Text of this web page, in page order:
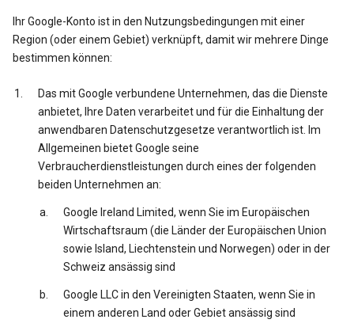
Ihr Google-Konto ist in den Nutzungsbedingungen mit einer
Region (oder einem Gebiet) verknüpft, damit wir mehrere Dinge
bestimmen können:
Das mit Google verbundene Unternehmen, das die Dienste
anbietet, Ihre Daten verarbeitet und für die Einhaltung der
anwendbaren Datenschutzgesetze verantwortlich ist. Im
Allgemeinen bietet Google seine
Verbraucherdienstleistungen durch eines der folgenden
beiden Unternehmen an:
Google Ireland Limited, wenn Sie im Europäischen
Wirtschaftsraum (die Länder der Europäischen Union
sowie Island, Liechtenstein und Norwegen) oder in der
Schweiz ansässig sind
Google LLC in den Vereinigten Staaten, wenn Sie in
einem anderen Land oder Gebiet ansässig sind